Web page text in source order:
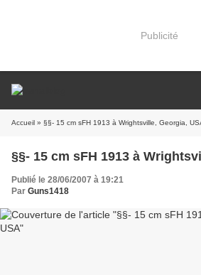
Publicité
Accueil » §§- 15 cm sFH 1913 à Wrightsville, Georgia,
§§- 15 cm sFH 1913 à
Publié le 28/06/2007 à 19:21
Par Guns1418